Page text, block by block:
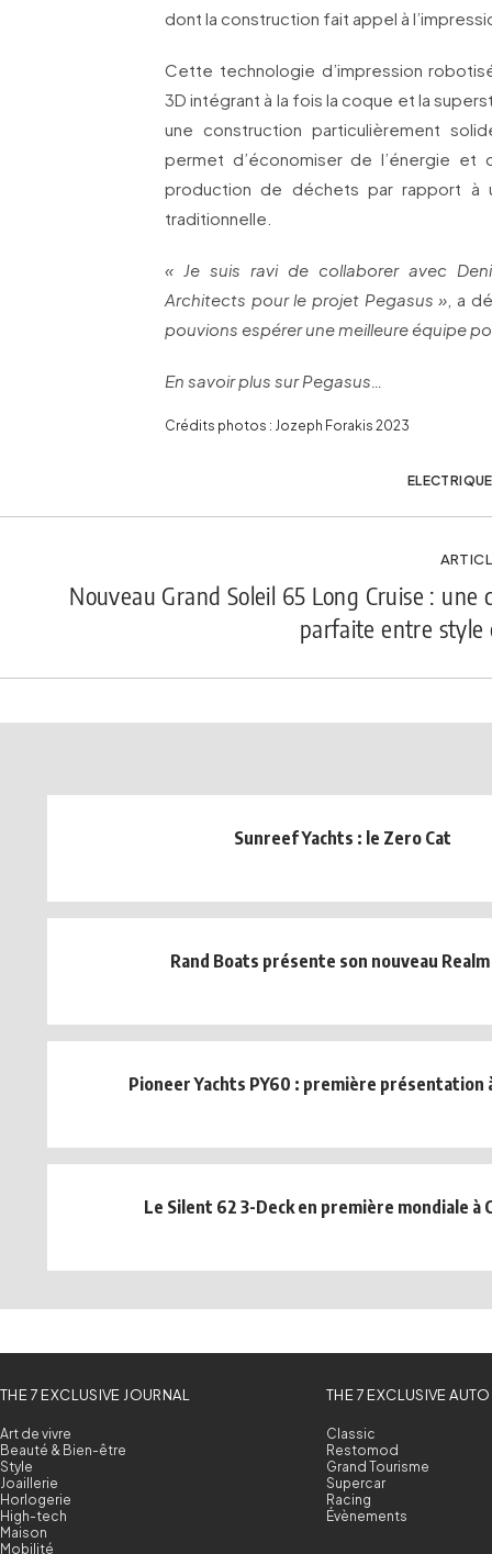
dont la construction fait appel à
Cette technologie d’impression
3D intégrant à la fois la coque et la
une construction particulièrement
permet d’économiser de l’énergie et
production de déchets par rapport à
traditionnelle.
« Je suis ravi de collaborer avec
Architects pour le projet Pegasus » , a
pouvions espérer une meilleure équipe
En savoir plus sur Pegasus…
Crédits photos : Jozeph Forakis 2023
Nouveau Grand Soleil 65 Long Cruise : une
parfaite entre style
Sunreef Yachts : le Zero Cat
Rand Boats présente son nouveau
Pioneer Yachts PY60 : première présentation
Le Silent 62 3-Deck en première mondiale à
THE 7 EXCLUSIVE JOURNAL
Art de vivre
Beauté & Bien-être
Style
Joaillerie
Horlogerie
High-tech
Maison
Mobilité
THE 7 EXCLUSIVE AUTO
Classic
Restomod
Grand Tourisme
Supercar
Racing
Évènements